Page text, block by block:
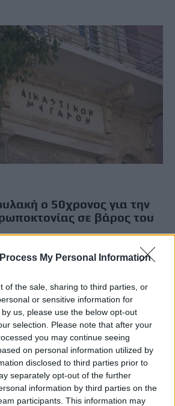
My Personal Information
of the sale, sharing to third parties, or
or sensitive information for
us, please use the below opt-out
selection. Please note that after your
you may continue seeing
on personal information utilized by
disclosed to third parties prior to
separately opt-out of the further
information by third parties on the
participants. This information may
ο 50χρονος για την
σε βάρος του
ο 50χρονος, ο οποίος κατηγορείται για
σε βάρος του 45χρονου